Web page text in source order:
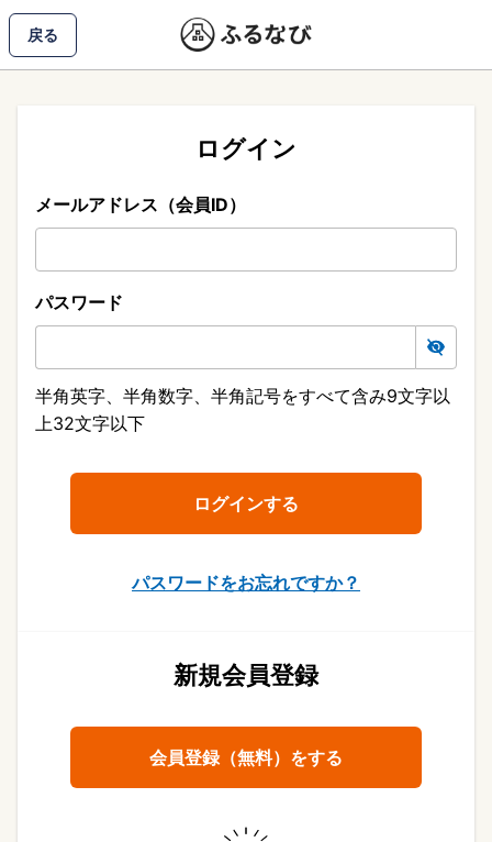
戻る
ログイン
メールアドレス（会員ID）
パスワード
半角英字、半角数字、半角記号をすべて含み9文字以
上32文字以下
パスワードをお忘れですか？
新規会員登録
会員登録（無料）をする